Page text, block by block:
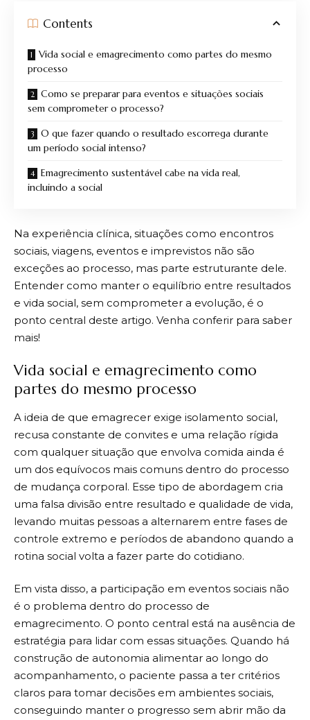
Contents
Vida social e emagrecimento como partes do mesmo
processo
Como se preparar para eventos e situações sociais
sem comprometer o processo?
O que fazer quando o resultado escorrega durante
um período social intenso?
Emagrecimento sustentável cabe na vida real,
incluindo a social
Na experiência clínica, situações como encontros
sociais, viagens, eventos e imprevistos não são
exceções ao processo, mas parte estruturante dele.
Entender como manter o equilíbrio entre resultados
e vida social, sem comprometer a evolução, é o
ponto central deste artigo. Venha conferir para saber
mais!
Vida social e emagrecimento como
partes do mesmo processo
A ideia de que emagrecer exige isolamento social,
recusa constante de convites e uma relação rígida
com qualquer situação que envolva comida ainda é
um dos equívocos mais comuns dentro do processo
de mudança corporal. Esse tipo de abordagem cria
uma falsa divisão entre resultado e qualidade de vida,
levando muitas pessoas a alternarem entre fases de
controle extremo e períodos de abandono quando a
rotina social volta a fazer parte do cotidiano.
Em vista disso, a participação em eventos sociais não
é o problema dentro do processo de
emagrecimento. O ponto central está na ausência de
estratégia para lidar com essas situações. Quando há
construção de autonomia alimentar ao longo do
acompanhamento, o paciente passa a ter critérios
claros para tomar decisões em ambientes sociais,
conseguindo manter o progresso sem abrir mão da